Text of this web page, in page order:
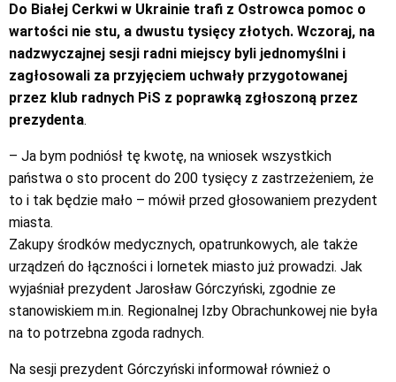
Do Białej Cerkwi w Ukrainie trafi z Ostrowca pomoc o
wartości nie stu, a dwustu tysięcy złotych. Wczoraj, na
nadzwyczajnej sesji radni miejscy byli jednomyślni i
zagłosowali za przyjęciem uchwały przygotowanej
przez klub radnych PiS z poprawką zgłoszoną przez
prezydenta.
– Ja bym podniósł tę kwotę, na wniosek wszystkich
państwa o sto procent do 200 tysięcy z zastrzeżeniem, że
to i tak będzie mało – mówił przed głosowaniem prezydent
miasta.
Zakupy środków medycznych, opatrunkowych, ale także
urządzeń do łączności i lornetek miasto już prowadzi. Jak
wyjaśniał prezydent Jarosław Górczyński, zgodnie ze
stanowiskiem m.in. Regionalnej Izby Obrachunkowej nie była
na to potrzebna zgoda radnych.
Na sesji prezydent Górczyński informował również o